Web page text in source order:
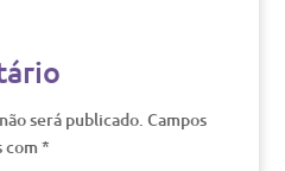
será publicado. Campos
com *